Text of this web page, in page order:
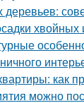
хвойных
как
можно